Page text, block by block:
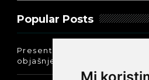
Popular Posts
Present Perfect Simple -
objašnjenje :-)